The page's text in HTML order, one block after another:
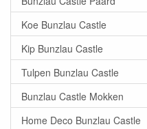
Koe Bunzlau Castle
Kip Bunzlau Castle
Tulpen Bunzlau Castle
Bunzlau Castle Mokken
Home Deco Bunzlau Castle